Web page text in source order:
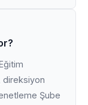
direksiyon
Şube